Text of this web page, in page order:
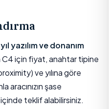
yazılım ve donanım
için fiyat, anahtar tipine
ve yılına göre
şase
teklif alabilirsiniz.